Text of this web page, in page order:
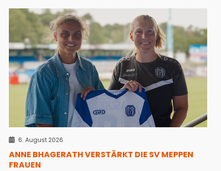
6. August 2026
ANNE BHAGERATH VERSTÄRKT DIE SV MEPPEN
FRAUEN